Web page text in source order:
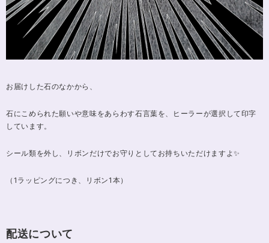
お届けした石のなかから、
石にこめられた願いや意味をあらわす石言葉を、ヒーラーが選択して印字
しています。
シール類を外し、リボンだけでお守りとしてお持ちいただけますよ✨
（1ラッピングにつき、リボン1本）
配送について